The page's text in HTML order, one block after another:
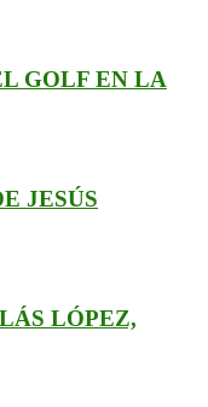
GOLF EN LA
JESÚS
LÓPEZ,